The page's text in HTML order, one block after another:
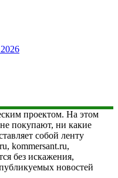
проектом. На этом
покупают, ни какие
собой ленту
kommersant.ru,
без искажения,
публикуемых новостей